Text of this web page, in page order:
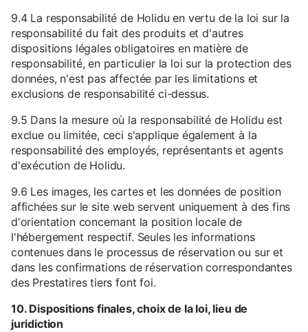
9.4 La responsabilité de Holidu en vertu de la loi sur la
responsabilité du fait des produits et d'autres
dispositions légales obligatoires en matière de
responsabilité, en particulier la loi sur la protection des
données, n'est pas affectée par les limitations et
exclusions de responsabilité ci-dessus.
9.5 Dans la mesure où la responsabilité de Holidu est
exclue ou limitée, ceci s'applique également à la
responsabilité des employés, représentants et agents
d'exécution de Holidu.
9.6 Les images, les cartes et les données de position
affichées sur le site web servent uniquement à des fins
d'orientation concernant la position locale de
l'hébergement respectif. Seules les informations
contenues dans le processus de réservation ou sur et
dans les confirmations de réservation correspondantes
des Prestatires tiers font foi.
10. Dispositions finales, choix de la loi, lieu de
juridiction